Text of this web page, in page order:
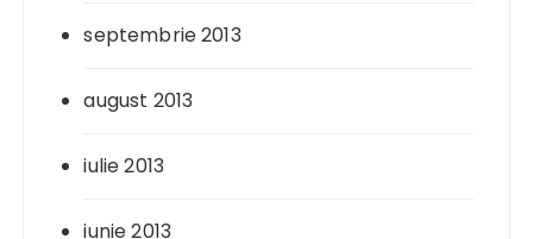
septembrie 2013
august 2013
iulie 2013
iunie 2013